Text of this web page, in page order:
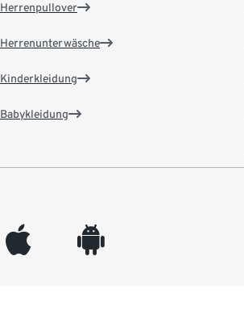
Herrenpullover
Herrenunterwäsche
Kinderkleidung
Babykleidung
appleinc android